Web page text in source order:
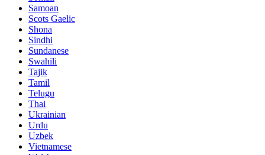
Samoan
Scots Gaelic
Shona
Sindhi
Sundanese
Swahili
Tajik
Tamil
Telugu
Thai
Ukrainian
Urdu
Uzbek
Vietnamese